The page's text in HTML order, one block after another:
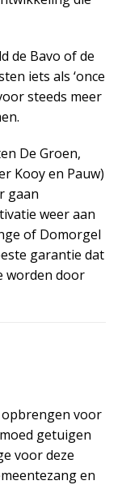
de Bavo of de
iets als ‘once
steeds meer
De Groen,
Kooy en Pauw)
gaan
weer aan
of Domorgel
garantie dat
worden door
voor
getuigen
voor deze
en